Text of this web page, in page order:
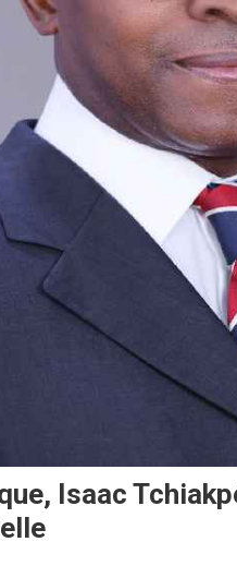
Isaac